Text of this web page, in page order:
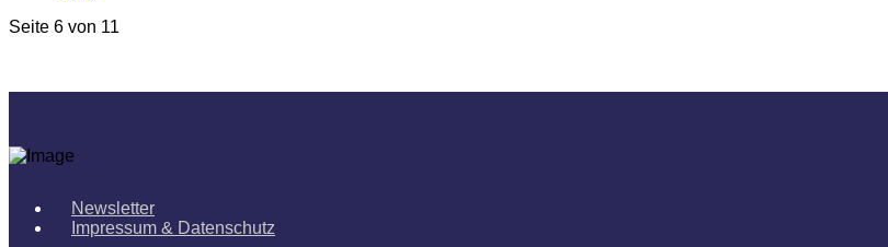
Seite 6 von 11
Newsletter
Impressum & Datenschutz